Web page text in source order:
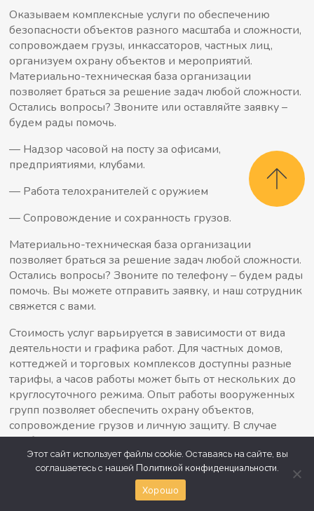
Оказываем комплексные услуги по обеспечению
безопасности объектов разного масштаба и сложности,
сопровождаем грузы, инкассаторов, частных лиц,
организуем охрану объектов и мероприятий.
Материально-техническая база организации
позволяет браться за решение задач любой сложности.
Остались вопросы? Звоните или оставляйте заявку –
будем рады помочь.
— Надзор часовой на посту за офисами,
предприятиями, клубами.
— Работа телохранителей с оружием
— Сопровождение и сохранность грузов.
Материально-техническая база организации
позволяет браться за решение задач любой сложности.
Остались вопросы? Звоните по телефону – будем рады
помочь. Вы можете отправить заявку, и наш сотрудник
свяжется с вами.
Стоимость услуг варьируется в зависимости от вида
деятельности и графика работ. Для частных домов,
коттеджей и торговых комплексов доступны разные
тарифы, а часов работы может быть от нескольких до
круглосуточного режима. Опыт работы вооруженных
групп позволяет обеспечить охрану объектов,
сопровождение грузов и личную защиту. В случае
необходимости, возможна подготовка персонала с
оружием и спецсредствами для постов на территории
банков, гостиниц и ночных клубов.
Заполните форму обратной связи и получите
Этот сайт использует файлы cookie. Оставаясь на сайте, вы
соглашаетесь с нашей Политикой конфиденциальности.
Хорошо